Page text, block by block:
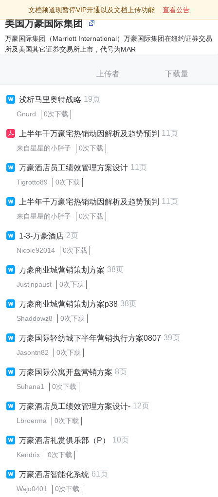
文档频道现暂停VIP开通以及文档上传功能 查看公告
美国万豪国际集团
万豪国际集团（Marriott International）万豪国际集团在纽约证券交易
所及美国其它证券交易所上市，代号为MAR
上传者 下载量
浅析马里奥特战略 19页
Gnurd 0次下载
上半年千万豪宅热销动因解析及趋势预判 11页
来自星星的小胖子 0次下载
万豪酒店员工绩效管理方案设计 11页
Tigrotto89 0次下载
上半年千万豪宅热销动因解析及趋势预判 11页
来自星星的小胖子 0次下载
1-3-万豪酒店 2页
Nicole92014 0次下载
万豪商业城营销策划方案 38页
Justinpaust 0次下载
万豪商业城营销策划方案p38 38页
Shaddowz8 0次下载
万豪国际轻纺城下半年营销执行方案0807 39页
Jasontn82 0次下载
万豪国际公寓开盘营销方案 8页
Suhana1 0次下载
万豪酒店员工绩效管理方案设计- 12页
Lbroerma 0次下载
万豪酒店礼赏俱乐部（P） 10页
Kendrix 0次下载
万豪酒店智能化系统 61页
Wajo0401 0次下载